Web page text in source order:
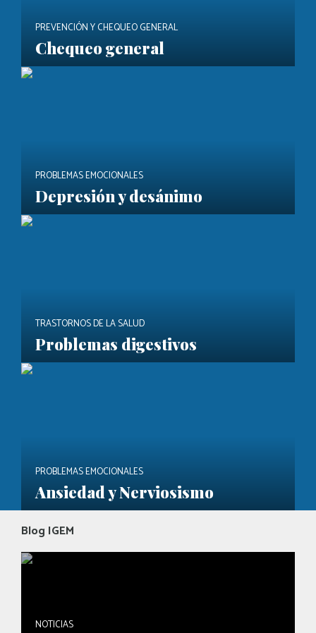
PREVENCIÓN Y CHEQUEO GENERAL
Chequeo general
PROBLEMAS EMOCIONALES
Depresión y desánimo
TRASTORNOS DE LA SALUD
Problemas digestivos
PROBLEMAS EMOCIONALES
Ansiedad y Nerviosismo
Blog IGEM
NOTICIAS